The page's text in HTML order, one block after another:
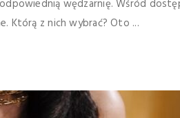
wędzarnię. Wśród
Którą z nich wybrać? Oto ...